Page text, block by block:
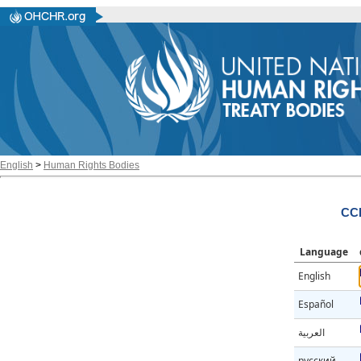
English > Human Rights Bodies
Language
English
Español
العربية